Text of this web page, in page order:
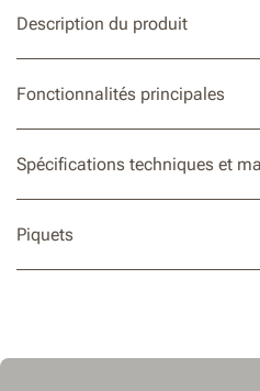
Description du produit
Fonctionnalités principales
Spécifications techniques et
Piquets